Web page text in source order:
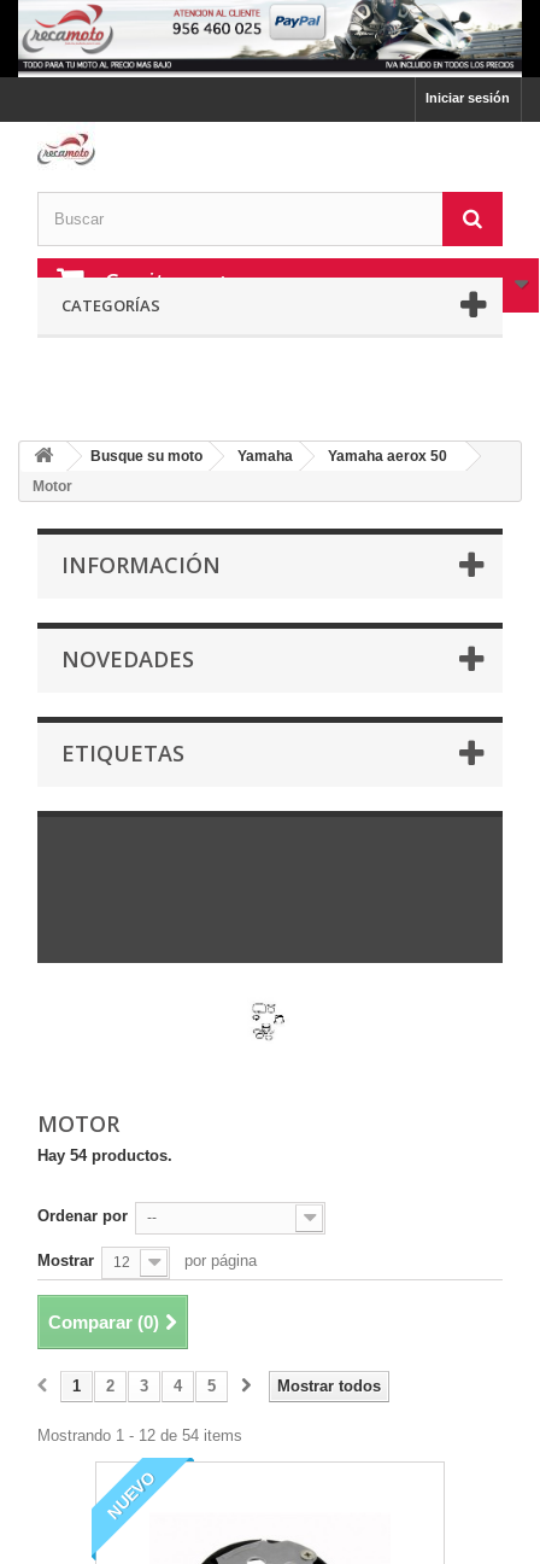
Iniciar sesión
Carrito:
CATEGORÍAS
Busque su moto Yamaha
Yamaha aerox 50
Motor
INFORMACIÓN
NOVEDADES
ETIQUETAS
MOTOR
Hay 54 productos.
Ordenar por --
Mostrar 12 por página
Comparar (0)
Mostrar todos
1 2 3 4 5
Mostrando 1 - 12 de 54 items
NUEVO